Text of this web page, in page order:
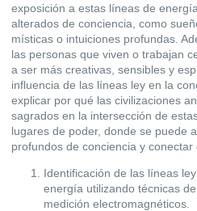
exposición a estas líneas de
alterados de conciencia, como
místicas o intuiciones profundas.
las personas que viven o trabajan
a ser más creativas, sensibles y
influencia de las líneas ley en la
explicar por qué las civilizaciones
sagrados en la intersección de
lugares de poder, donde se puede
profundos de conciencia y conectar
Identificación de las líneas
energía utilizando técnicas
medición electromagnéticos.